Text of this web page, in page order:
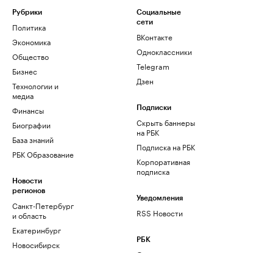
Рубрики
Политика
Экономика
Общество
Бизнес
Технологии и
медиа
Финансы
Биографии
База знаний
РБК Образование
Новости
регионов
Санкт-Петербург
и область
Екатеринбург
Новосибирск
Социальные
сети
ВКонтакте
Одноклассники
Telegram
Дзен
Подписки
Скрыть баннеры
на РБК
Подписка на РБК
Корпоративная
подписка
Уведомления
RSS Новости
РБК